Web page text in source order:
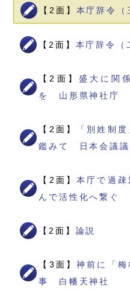
【2面】 本庁辞令（
【2面】 本庁辞令（
【2面】 盛大に関
を 山形県神社庁
【2面】
「別姓制
鑑みて 日本会議議
【2面】本庁で過
んで活性化へ繋ぐ
【2面】 論説
【3面】神前に「
事 白幡天神社